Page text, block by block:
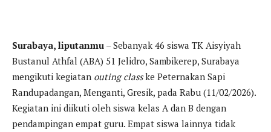
Surabaya, liputanmu – Sebanyak 46 siswa TK Aisyiyah
Bustanul Athfal (ABA) 51 Jelidro, Sambikerep, Surabaya
mengikuti kegiatan outing classke Peternakan Sapi
Randupadangan, Menganti, Gresik, pada Rabu (11/02/2026).
Kegiatan ini diikuti oleh siswa kelas A dan B dengan
pendampingan empat guru. Empat siswa lainnya tidak